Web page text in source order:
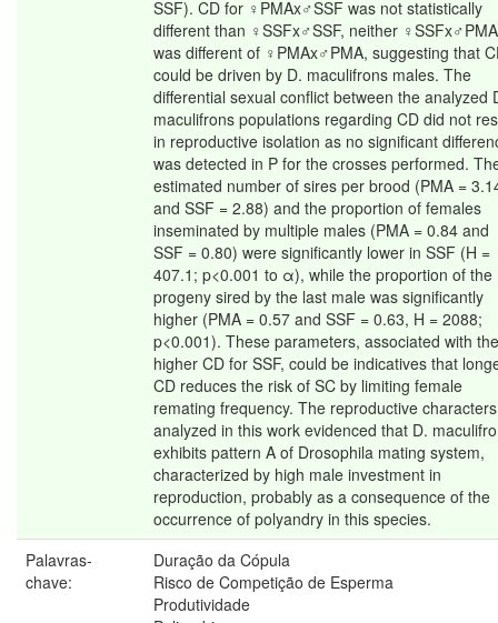
SSF). CD for ♀PMAx♂SSF was not statistically
different than ♀SSFx♂SSF, neither ♀SSFx♂PMA
was different of ♀PMAx♂PMA, suggesting that
could be driven by D. maculifrons males. The
differential sexual conflict between the analyzed
maculifrons populations regarding CD did not
in reproductive isolation as no significant
was detected in P for the crosses performed.
estimated number of sires per brood (PMA =
and SSF = 2.88) and the proportion of females
inseminated by multiple males (PMA = 0.84 and
SSF = 0.80) were significantly lower in SSF (H =
407.1; p<0.001 to α), while the proportion of the
progeny sired by the last male was significantly
higher (PMA = 0.57 and SSF = 0.63, H = 2088;
p<0.001). These parameters, associated with the
higher CD for SSF, could be indicatives that
CD reduces the risk of SC by limiting female
remating frequency. The reproductive characters
analyzed in this work evidenced that D.
exhibits pattern A of Drosophila mating system,
characterized by high male investment in
reproduction, probably as a consequence of the
occurrence of polyandry in this species.
Palavras-
chave:
Duração da Cópula
Risco de Competição de Esperma
Produtividade